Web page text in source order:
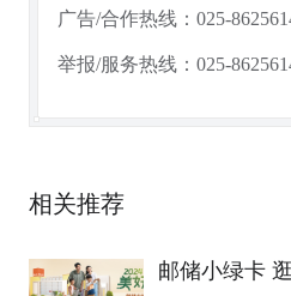
广告/合作热线：025-
举报/服务热线：025-
相关推荐
邮